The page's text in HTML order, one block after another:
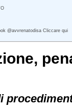
@avvrenatodisa Cliccare qui